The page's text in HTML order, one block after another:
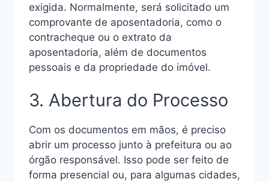
exigida. Normalmente, será solicitado um
comprovante de aposentadoria, como o
contracheque ou o extrato da
aposentadoria, além de documentos
pessoais e da propriedade do imóvel.
3. Abertura do Processo
Com os documentos em mãos, é preciso
abrir um processo junto à prefeitura ou ao
órgão responsável. Isso pode ser feito de
forma presencial ou, para algumas cidades,